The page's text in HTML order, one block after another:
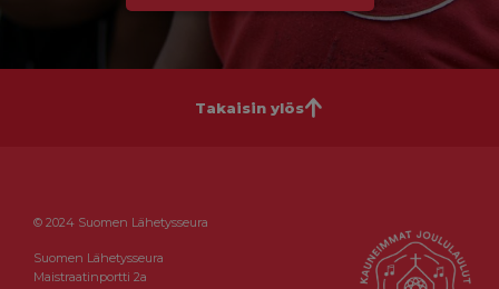
Takaisin ylös
© 2024 Suomen Lähetysseura
Suomen Lähetysseura
Maistraatinportti 2a